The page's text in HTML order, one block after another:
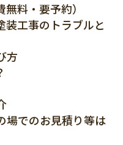
料・要予約）
工事のトラブルと
方
でのお見積り等は